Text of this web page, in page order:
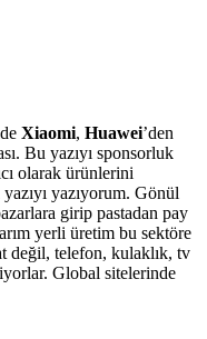
Xiaomi, Huawei’den
Bu yazıyı sponsorluk
olarak ürünlerini
yazıyorum. Gönül
girip pastadan pay
yerli üretim bu sektöre
değil, telefon, kulaklık, tv
Global sitelerinde